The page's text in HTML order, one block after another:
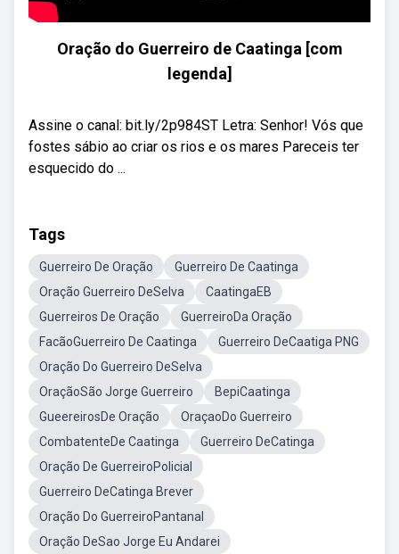
Oração do Guerreiro de Caatinga [com
legenda]
Assine o canal: bit.ly/2p984ST Letra: Senhor! Vós que
fostes sábio ao criar os rios e os mares Pareceis ter
esquecido do ...
Tags
Guerreiro De Oração
Guerreiro De Caatinga
Oração Guerreiro DeSelva
CaatingaEB
Guerreiros De Oração
GuerreiroDa Oração
FacãoGuerreiro De Caatinga
Guerreiro DeCaatiga PNG
Oração Do Guerreiro DeSelva
OraçãoSão Jorge Guerreiro
BepiCaatinga
GueereirosDe Oração
OraçaoDo Guerreiro
CombatenteDe Caatinga
Guerreiro DeCatinga
Oração De GuerreiroPolicial
Guerreiro DeCatinga Brever
Oração Do GuerreiroPantanal
Oração DeSao Jorge Eu Andarei